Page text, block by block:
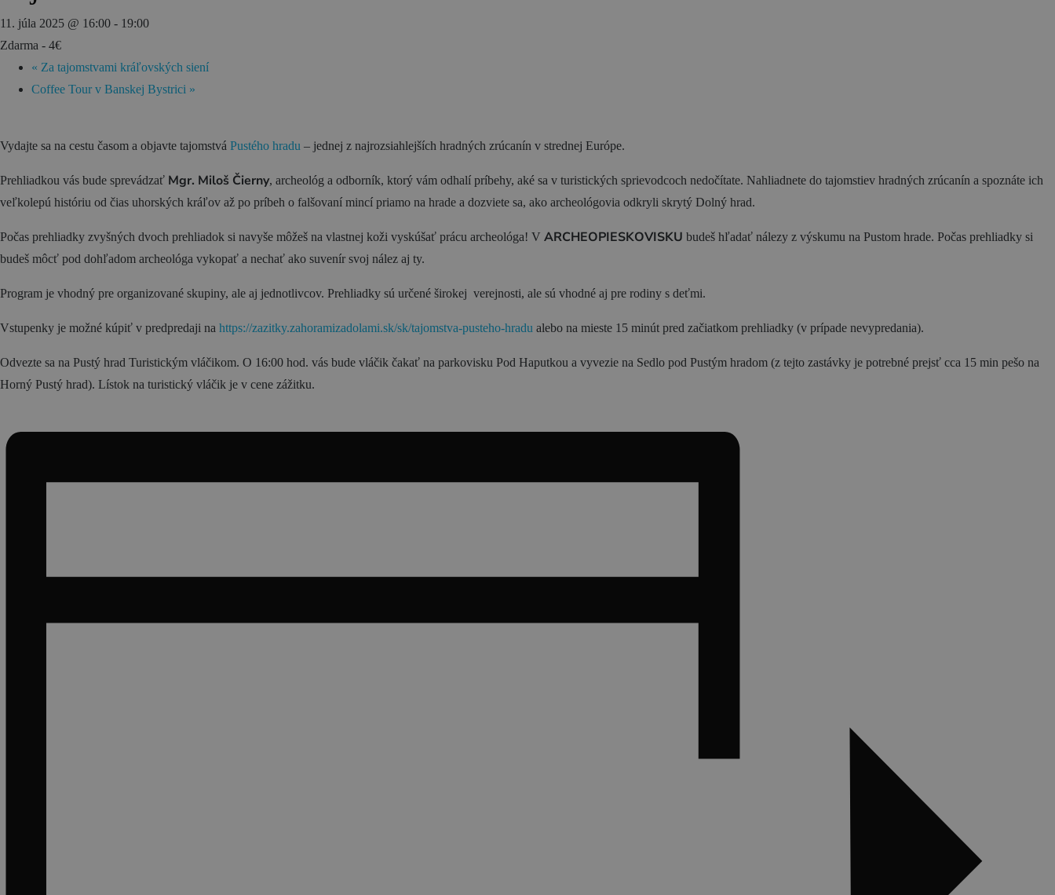
Gastronómia
11. júla 2025 @ 16:00 - 19:00
Zdarma - 4€
« Za tajomstvami kráľovských siení
Coffee Tour v Banskej Bystrici »
Vydajte sa na cestu časom a objavte tajomstvá Pustého hradu – jednej z najrozsiahlejších hradných zrúcanín v strednej Európe.
Prehliadkou vás bude sprevádzať Mgr. Miloš Čierny, archeológ a odborník, ktorý vám odhalí príbehy, aké sa v turistických sprievodcoch nedočítate. Nahliadnete do tajomstiev hradných zrúcanín a spoznáte ich
veľkolepú históriu od čias uhorských kráľov až po príbeh o falšovaní mincí priamo na hrade a dozviete sa, ako archeológovia odkryli skrytý Dolný hrad.
Počas prehliadky zvyšných dvoch prehliadok si navyše môžeš na vlastnej koži vyskúšať prácu archeológa! V ARCHEOPIESKOVISKU budeš hľadať nálezy z výskumu na Pustom hrade. Počas prehliadky si
budeš môcť pod dohľadom archeológa vykopať a nechať ako suvenír svoj nález aj ty.
Program je vhodný pre organizované skupiny, ale aj jednotlivcov. Prehliadky sú určené širokej verejnosti, ale sú vhodné aj pre rodiny s deťmi.
Vstupenky je možné kúpiť v predpredaji na https://zazitky.zahoramizadolami.sk/sk/tajomstva-pusteho-hradu alebo na mieste 15 minút pred začiatkom prehliadky (v prípade nevypredania).
Odvezte sa na Pustý hrad Turistickým vláčikom. O 16:00 hod. vás bude vláčik čakať na parkovisku Pod Haputkou a vyvezie na Sedlo pod Pustým hradom (z tejto zastávky je potrebné prejsť cca 15 min pešo na
Horný Pustý hrad). Lístok na turistický vláčik je v cene zážitku.